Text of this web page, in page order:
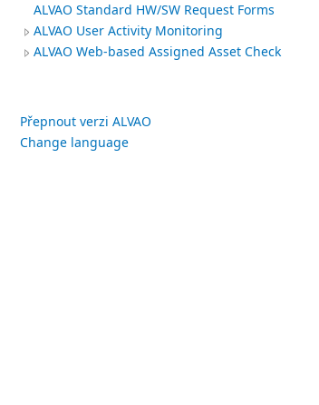
ALVAO Standard HW/SW Request Forms
ALVAO User Activity Monitoring
ALVAO Web-based Assigned Asset Check
Přepnout verzi ALVAO
Change language